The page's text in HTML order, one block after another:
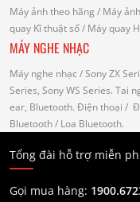
Máy ảnh theo hãng / Máy
quay Kĩ thuật số/ Máy quay
MÁY NGHE NHẠC
Máy nghe nhạc / Sony ZX
Series, Sony WS Series. Tai
ear, Bluetooth. Điện thoại /
Bluetooth/ Loa Bluetooth.
Tổng đài hỗ trợ miễn
Gọi mua hàng: